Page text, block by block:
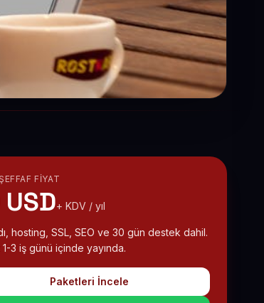
FIYAT
+ KDV / yıl
hosting, SSL, SEO ve 30 gün destek dahil.
3 iş günü içinde yayında.
Paketleri İncele